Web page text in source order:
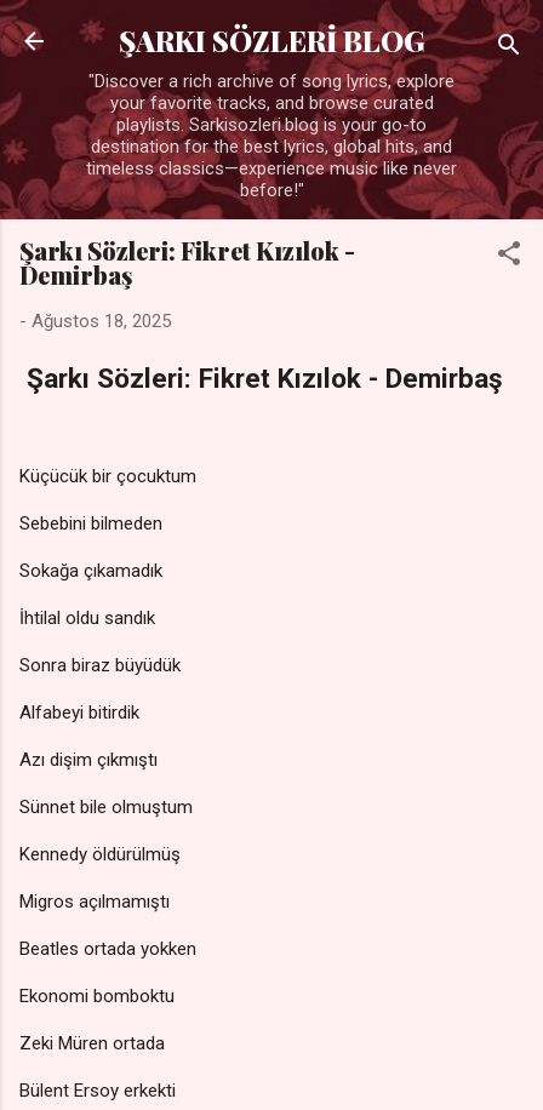
Ana içeriğe atla
ŞARKI SÖZLERİ BLOG
"Discover a rich archive of song lyrics, explore
your favorite tracks, and browse curated
playlists. Sarkisozleri.blog is your go-to
destination for the best lyrics, global hits, and
timeless classics—experience music like never
before!"
Şarkı Sözleri: Fikret Kızılok -
Demirbaş
- Ağustos 18, 2025
Şarkı Sözleri: Fikret Kızılok - Demirbaş
Küçücük bir çocuktum
Sebebini bilmeden
Sokağa çıkamadık
İhtilal oldu sandık
Sonra biraz büyüdük
Alfabeyi bitirdik
Azı dişim çıkmıştı
Sünnet bile olmuştum
Kennedy öldürülmüş
Migros açılmamıştı
Beatles ortada yokken
Ekonomi bomboktu
Zeki Müren ortada
Bülent Ersoy erkekti